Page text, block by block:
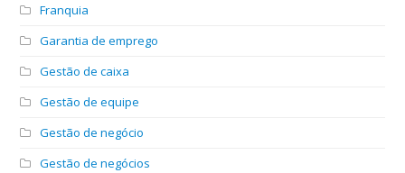
Franquia
Garantia de emprego
Gestão de caixa
Gestão de equipe
Gestão de negócio
Gestão de negócios